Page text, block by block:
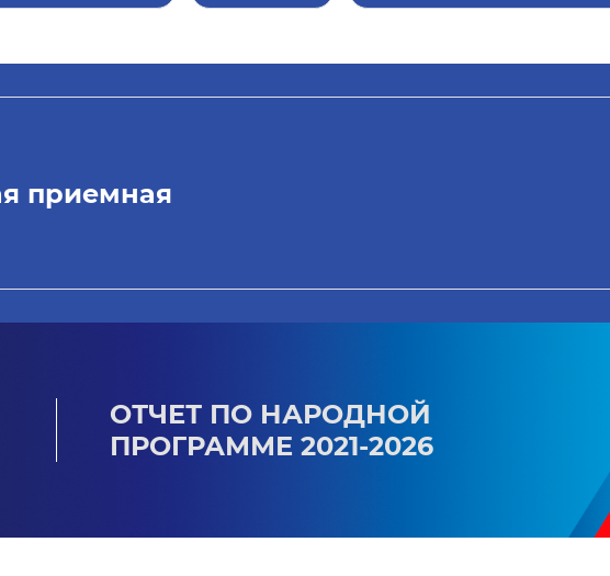
приемная
ОТЧЕТ ПО НАРОДНОЙ
ПРОГРАММЕ 2021-2026